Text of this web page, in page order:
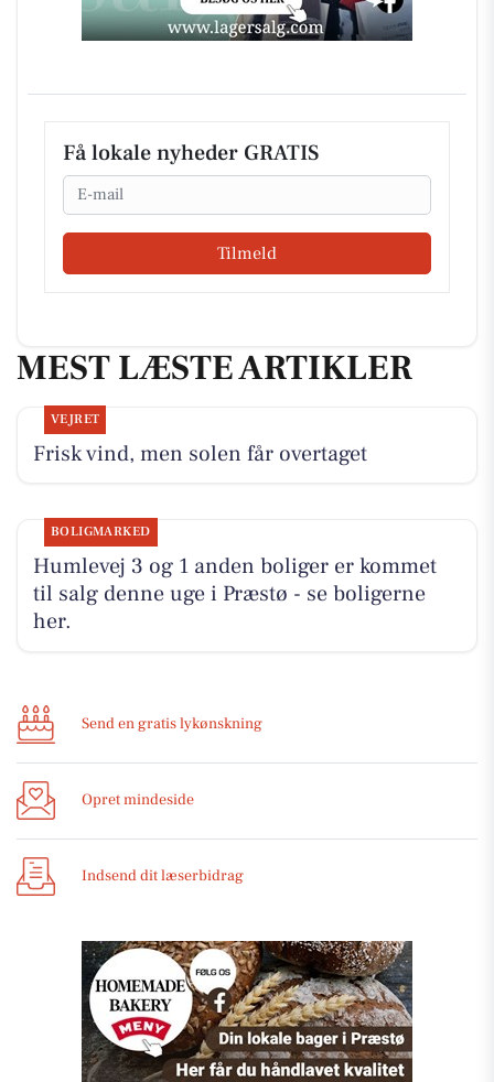
Få lokale nyheder GRATIS
Email
Tilmeld
MEST LÆSTE ARTIKLER
VEJRET
Frisk vind, men solen får overtaget
BOLIGMARKED
Humlevej 3 og 1 anden boliger er kommet
til salg denne uge i Præstø - se boligerne
her.
Send en gratis lykønskning
Opret mindeside
Indsend dit læserbidrag